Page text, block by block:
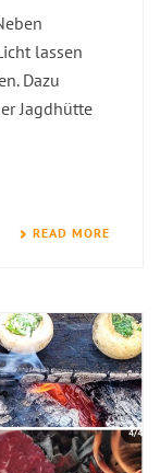
lassen
Dazu
Jagdhütte
READ MORE